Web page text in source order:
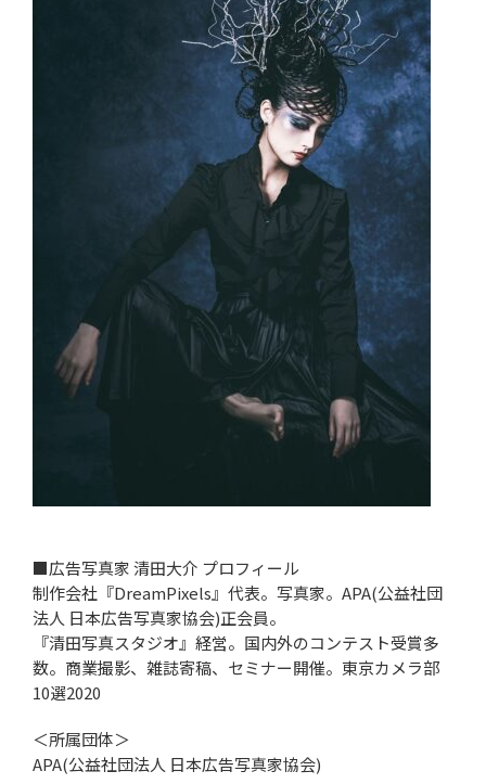
■広告写真家 清田大介 プロフィール
制作会社『DreamPixels』代表。写真家。APA(公益社団
法人 日本広告写真家協会)正会員。
『清田写真スタジオ』経営。国内外のコンテスト受賞多
数。商業撮影、雑誌寄稿、セミナー開催。東京カメラ部
10選2020
＜所属団体＞
APA(公益社団法人 日本広告写真家協会)